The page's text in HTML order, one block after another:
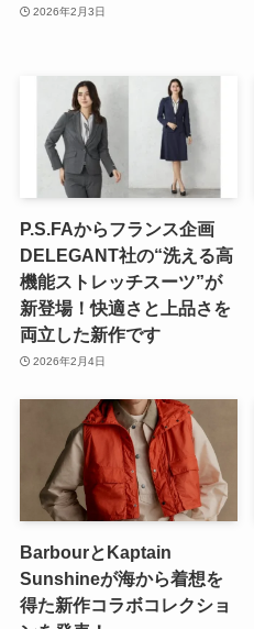
2026年2月3日
P.S.FAからフランス企画
DELEGANT社の“洗える高
機能ストレッチスーツ”が
新登場！快適さと上品さを
両立した新作です
2026年2月4日
BarbourとKaptain
Sunshineが海から着想を
得た新作コラボコレクショ